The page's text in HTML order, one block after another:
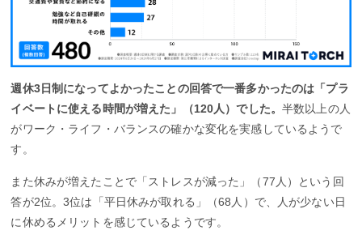
週休3日制になってよかったことの回答で一番多かったのは「プラ
イベートに使える時間が増えた」（120人）でした。半数以上の人
がワーク・ライフ・バランスの確かな変化を実感しているようで
す。
また休みが増えたことで「ストレスが減った」（77人）という回
答が2位。3位は「平日休みが取れる」（68人）で、人が少ない日
に休めるメリットを感じているようです。